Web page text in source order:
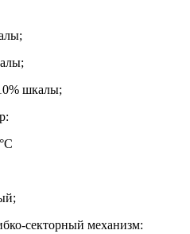
шкалы;
°С
секторный механизм: